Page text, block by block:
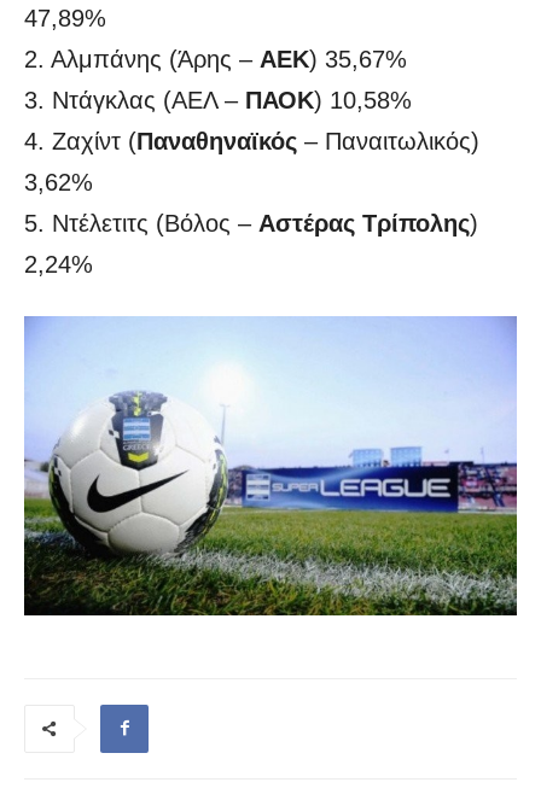
47,89%
2. Αλμπάνης (Άρης – ΑΕΚ) 35,67%
3. Ντάγκλας (ΑΕΛ – ΠΑΟΚ) 10,58%
4. Ζαχίντ (Παναθηναϊκός – Παναιτωλικός)
3,62%
5. Ντέλετιτς (Βόλος – Αστέρας Τρίπολης)
2,24%